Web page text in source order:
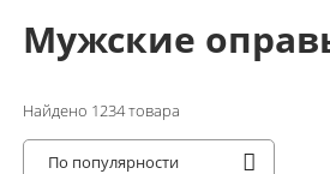
Мужские
Найдено 1234товара
По популярности